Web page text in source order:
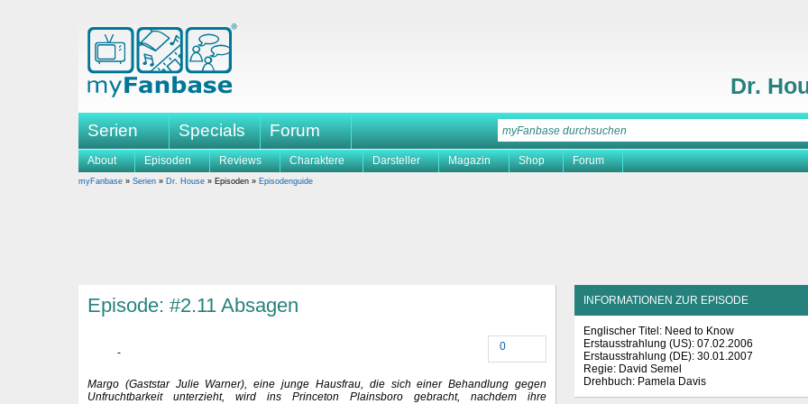
Dr.
Serien Specials Forum
About Episoden Reviews Charaktere Darsteller Magazin Shop Forum
myFanbase » Serien » Dr. House » Episoden » Episodenguide
Episode: #2.11 Absagen
0
Margo (Gaststar Julie Warner), eine junge Hausfrau, die sich einer Behandlung gegen
Unfruchtbarkeit unterzieht, wird ins Princeton Plainsboro gebracht, nachdem ihre
INFORMATIONEN ZUR EPISODE
Englischer Titel: Need to Know
Erstausstrahlung (US): 07.02.2006
Erstausstrahlung (DE): 30.01.2007
Regie: David Semel
Drehbuch: Pamela Davis